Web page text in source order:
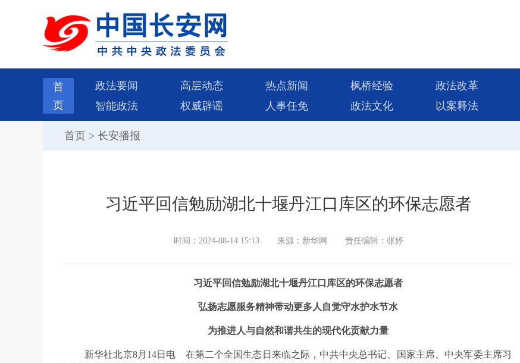
首
页
政法要闻 高层动态 热点新闻 枫桥经验 政法改革
智能政法
权威辟谣 人事任免 政法文化 以案释法
首页 > 长安播报
习近平回信勉励湖北十堰丹江口库区的环保志愿者
时间：2024-08-14 15:13 来源：新华网 责任编辑：张婷
习近平回信勉励湖北十堰丹江口库区的环保志愿者
弘扬志愿服务精神带动更多人自觉守水护水节水
为推进人与自然和谐共生的现代化贡献力量
新华社北京8月14日电
在第二个全国生态日来临之际，中共中央总书记、国家主席、中央军委主席习